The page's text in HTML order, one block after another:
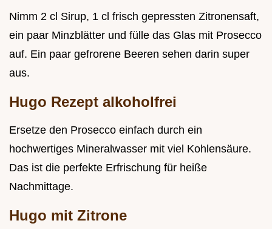
Nimm 2 cl Sirup, 1 cl frisch gepressten Zitronensaft,
ein paar Minzblätter und fülle das Glas mit Prosecco
auf. Ein paar gefrorene Beeren sehen darin super
aus.
Hugo Rezept alkoholfrei
Ersetze den Prosecco einfach durch ein
hochwertiges Mineralwasser mit viel Kohlensäure.
Das ist die perfekte Erfrischung für heiße
Nachmittage.
Hugo mit Zitrone